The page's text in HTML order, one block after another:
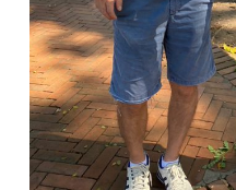
โปรไฟไหม้
ทัวร์ในประเทศ
จัดกรุ๊ปในประเทศ
เรือเจ้าพระยา